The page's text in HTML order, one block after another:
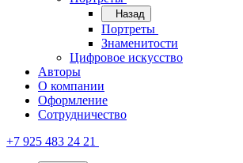
Назад
Портреты
Знаменитости
Цифровое искусство
Авторы
О компании
Оформление
Сотрудничество
+7 925 483 24 21